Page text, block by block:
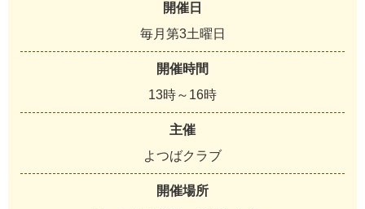
開催日
毎月第3土曜日
開催時間
13時～16時
主催
よつばクラブ
開催場所